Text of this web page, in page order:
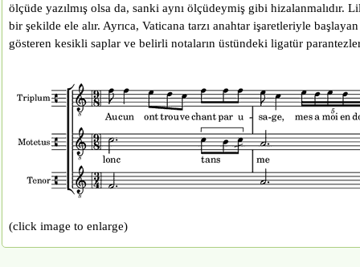
ölçüde yazılmış olsa da, sanki aynı ölçüdeymiş gibi hizalanmalıdır.
bir şekilde ele alır. Ayrıca, Vaticana tarzı anahtar işaretleriyle
gösteren kesikli saplar ve belirli notaların üstündeki ligatür
(click image to enlarge)